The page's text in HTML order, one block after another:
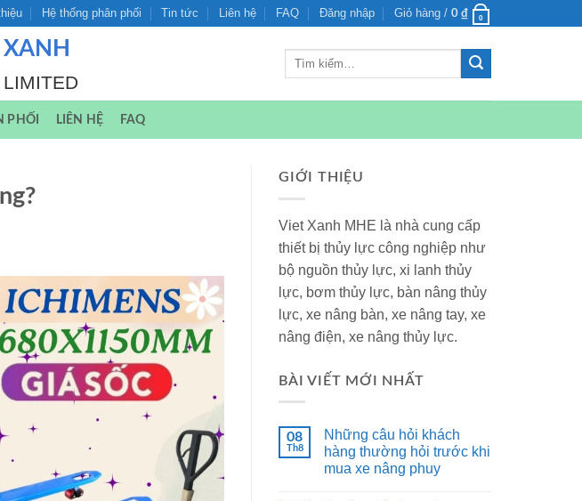
Hệ thống phân phối Tin tức Liên hệ FAQ Đăng nhập Giỏ hàng / 0 ₫ 0
PHỐI LIÊN HỆ FAQ
GIỚI THIỆU
Viet Xanh MHE là nhà cung cấp
thiết bị thủy lực công nghiệp như
bộ nguồn thủy lực, xi lanh thủy
lực, bơm thủy lực, bàn nâng thủy
lực, xe nâng bàn, xe nâng tay, xe
nâng điện, xe nâng thủy lực.
BÀI VIẾT MỚI NHẤT
08
Th8
Những câu hỏi khách
hàng thường hỏi trước khi
mua xe nâng phuy